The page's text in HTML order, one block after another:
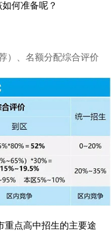
何准备呢？
）、名额分配综合评价
重点高中招生的主要途